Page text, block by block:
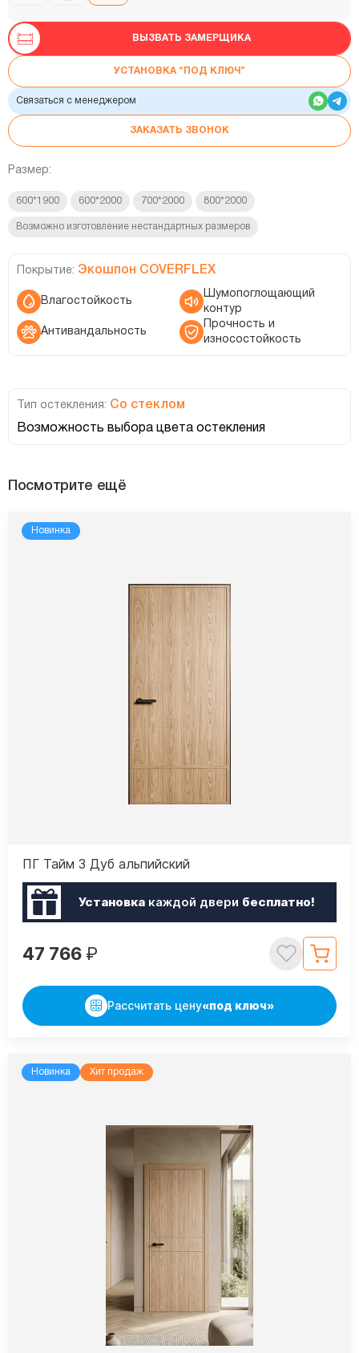
ВЫЗВАТЬ ЗАМЕРЩИКА
УСТАНОВКА “ПОД КЛЮЧ”
Связаться с менеджером
ЗАКАЗАТЬ ЗВОНОК
Размер:
600*1900 600*2000 700*2000 800*2000
Возможно изготовление нестандартных размеров
Покрытие: Экошпон COVERFLEX
Влагостойкость
Шумопоглощающий
контур
Антивандальность
Прочность и
износостойкость
Тип остекления: Со стеклом
Возможность выбора цвета остекления
Посмотрите ещё
Новинка
ПГ Тайм 3 Дуб альпийский
Установкакаждой двери бесплатно!
47 766 ₽
Рассчитать цену«под ключ»
Новинка Хит продаж